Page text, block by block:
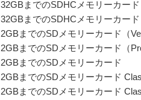
32GBまでのSDHCメモリーカー
32GBまでのSDHCメモリーカード
2GBまでのSDメモリーカード（
2GBまでのSDメモリーカード（
2GBまでのSDメモリーカード
2GBまでのSDメモリーカード
2GBまでのSDメモリーカード